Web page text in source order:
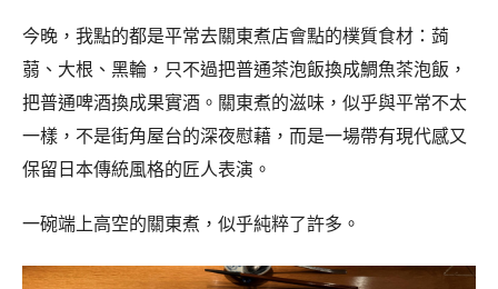
今晚，我點的都是平常去關東煮店會點的樸質食材：蒟
蒻、大根、黑輪，只不過把普通茶泡飯換成鯛魚茶泡飯，
把普通啤酒換成果實酒。關東煮的滋味，似乎與平常不太
一樣，不是街角屋台的深夜慰藉，而是一場帶有現代感又
保留日本傳統風格的匠人表演。
一碗端上高空的關東煮，似乎純粹了許多。